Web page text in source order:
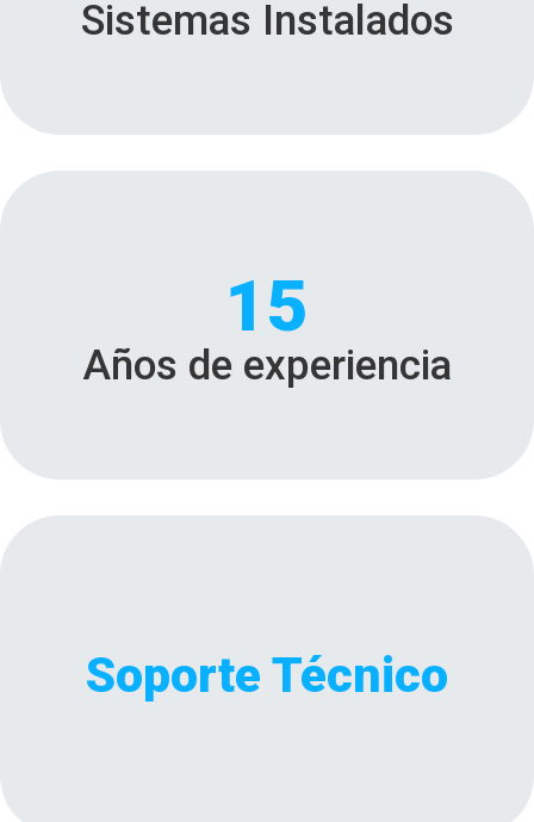
Sistemas Instalados
15
Años de experiencia
Soporte Técnico